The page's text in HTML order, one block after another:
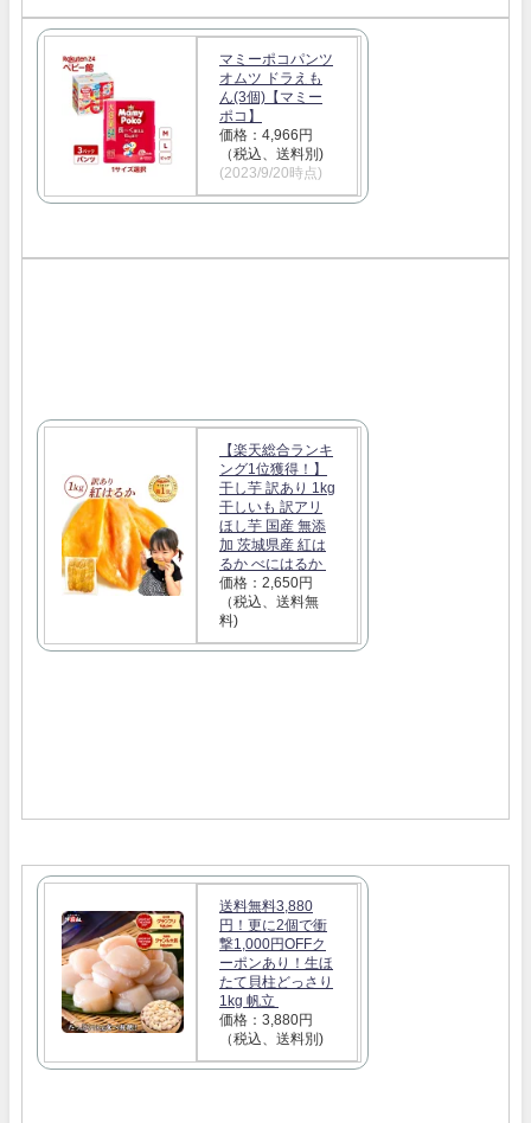
マミーポコパンツ
オムツ ドラえも
ん(3個)【マミー
ポコ】
価格：4,966円
（税込、送料別)
(2023/9/20時点)
【楽天総合ランキ
ング1位獲得！】
干し芋 訳あり 1kg
干しいも 訳アリ
ほし芋 国産 無添
加 茨城県産 紅は
るか べにはるか
価格：2,650円
（税込、送料無
料)
送料無料3,880
円！更に2個で衝
撃1,000円OFFク
ーポンあり！生ほ
たて貝柱どっさり
1kg 帆立
価格：3,880円
（税込、送料別)